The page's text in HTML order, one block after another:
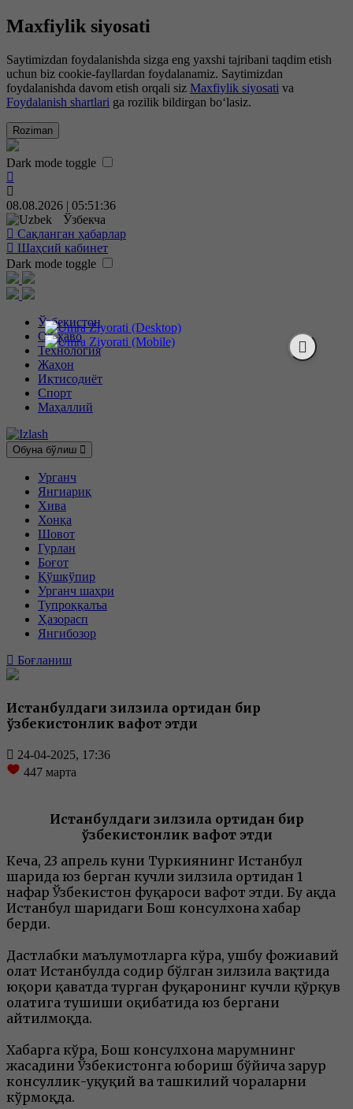
Maxfiylik siyosati
Saytimizdan foydalanishda sizga eng yaxshi tajribani taqdim etish
uchun biz cookie-fayllardan foydalanamiz. Saytimizdan
foydalanishda davom etish orqali siz Maxfiylik siyosati va
Foydalanish shartlari ga rozilik bildirgan bo‘lasiz.
Roziman
Dark mode toggle
08.08.2026 | 05:51:37
Ўзбекча
Сақланган ҳабарлар
Шаҳсий кабинет
Dark mode toggle
Ўзбекистон
Об-ҳаво
Технология
Жаҳон
Иқтисодиёт
Спорт
Маҳаллий
Обуна бўлиш
Урганч
Янгиариқ
Хива
Хонқа
Шовот
Гурлан
Боғот
Қўшкўпир
Урганч шаҳри
Тупроққалъа
Ҳазорасп
Янгибозор
Боғланиш
Истанбулдаги зилзила ортидан бир
ўзбекистонлик вафот этди
24-04-2025, 17:36
447 марта
Истанбулдаги зилзила ортидан бир
ўзбекистонлик вафот этди
Кеча, 23 апрель куни Туркиянинг Истанбул
шаҳрида юз берган кучли зилзила ортидан 1
нафар Ўзбекистон фуқароси вафот этди. Бу ҳақда
Истанбул шаҳридаги Бош консулхона хабар
берди.
Дастлабки маълумотларга кўра, ушбу фожиавий
ҳолат Истанбулда содир бўлган зилзила вақтида
юқори қаватда турган фуқаронинг кучли қўрқув
ҳолатига тушиши оқибатида юз бергани
айтилмоқда.
Хабарга кўра, Бош консулхона марҳумнинг
жасадини Ўзбекистонга юбориш бўйича зарур
консуллик-ҳуқуқий ва ташкилий чораларни
кўрмоқда.